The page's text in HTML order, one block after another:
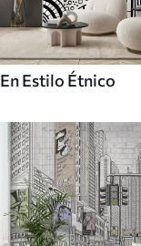
En Estilo Étnico